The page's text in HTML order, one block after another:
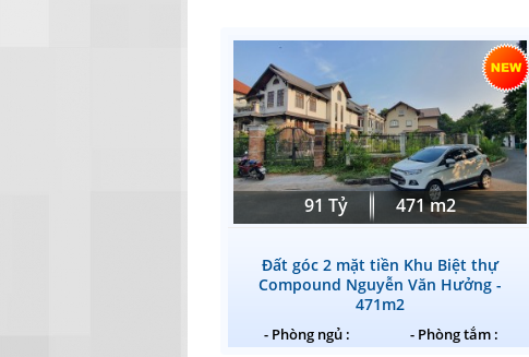
91 Tỷ 471 m2
Đất góc 2 mặt tiền Khu Biệt thự
Compound Nguyễn Văn Hưởng -
471m2
- Phòng ngủ : - Phòng tắm :